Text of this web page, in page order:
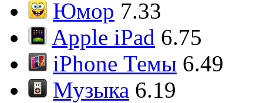
Юмор 7.33
Apple iPad 6.75
iPhone Темы 6.49
Музыка 6.19